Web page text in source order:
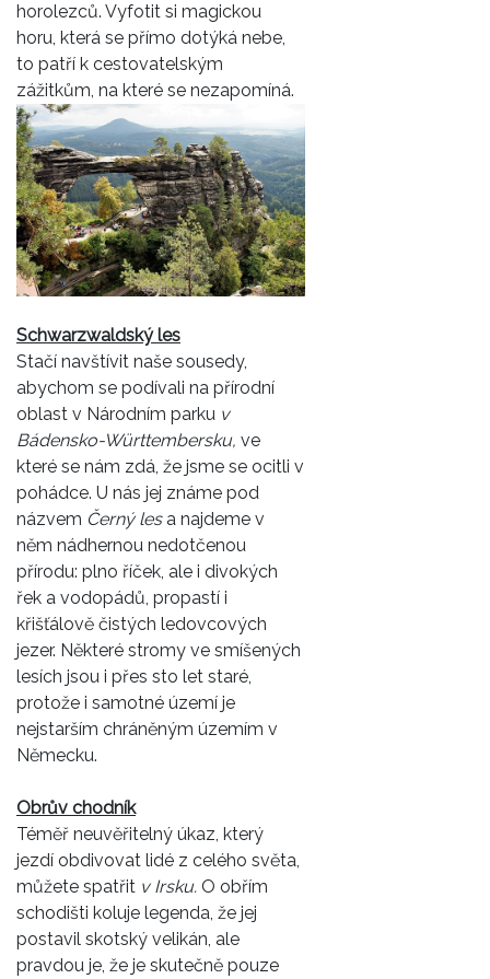
horolezců. Vyfotit si magickou
horu, která se přímo dotýká nebe,
to patří k cestovatelským
zážitkům, na které se nezapomíná.
Schwarzwaldský les
Stačí navštívit naše sousedy,
abychom se podívali na přírodní
oblast v Národním parku v
Bádensko-Württembersku, ve
které se nám zdá, že jsme se ocitli v
pohádce. U nás jej známe pod
názvem Černý lesa najdeme v
něm nádhernou nedotčenou
přírodu: plno říček, ale i divokých
řek a vodopádů, propastí i
křišťálově čistých ledovcových
jezer. Některé stromy ve smíšených
lesích jsou i přes sto let staré,
protože i samotné území je
nejstarším chráněným územím v
Německu.
Obrův chodník
Téměř neuvěřitelný úkaz, který
jezdí obdivovat lidé z celého světa,
můžete spatřit v Irsku. O obřím
schodišti koluje legenda, že jej
postavil skotský velikán, ale
pravdou je, že je skutečně pouze